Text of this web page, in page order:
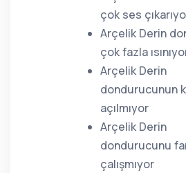
çok ses
Arçelik Derin
çok fazla
Arçelik Derin
dondurucunun
açılmıyor
Arçelik Derin
dondurucunu
çalışmıyor